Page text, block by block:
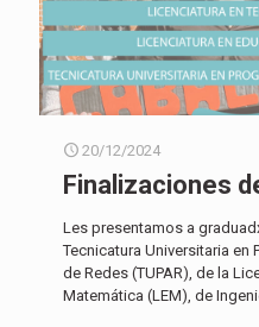
20/12/2024
Finalizaciones
Les presentamos a
Tecnicatura Universitaria
de Redes (TUPAR), de la
Matemática (LEM), de